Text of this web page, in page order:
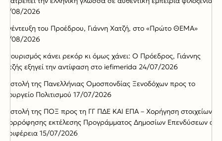
05/08/2026
Συνέντευξη του Προέδρου, Γιάννη Χατζή, στο «Πρώτο ΘΕΜΑ»
02/08/2026
Ο τουρισμός κάνει ρεκόρ κι όμως χάνει: Ο Πρόεδρος, Γιάννης
Χατζής εξηγεί την αντίφαση στο iefimerida 24/07/2026
Επιστολή της Πανελλήνιας Ομοσπονδίας Ξενοδόχων προς το
Υπουργείο Πολιτισμού 17/07/2026
Επιστολή της ΠΟΞ προς τη ΓΓ ΠΔΕ ΚΑΙ ΕΠΑ – Χορήγηση στοιχείων
απορρόφησης εκτέλεσης Προγράμματος Δημοσίων Επενδύσεων ανά
Περιφέρεια 15/07/2026